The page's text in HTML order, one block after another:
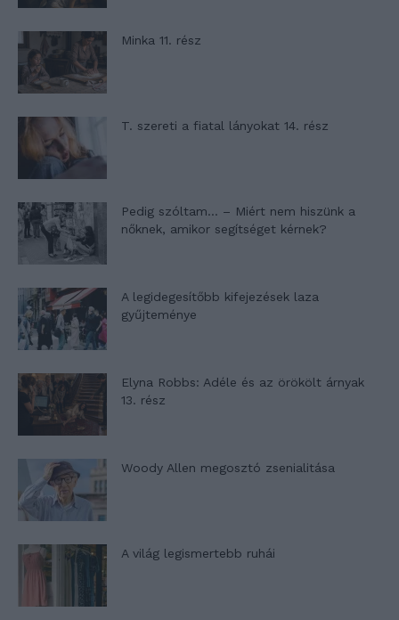
Minka 11. rész
T. szereti a fiatal lányokat 14. rész
Pedig szóltam… – Miért nem hiszünk a
nőknek, amikor segítséget kérnek?
A legidegesítőbb kifejezések laza
gyűjteménye
Elyna Robbs: Adéle és az örökölt árnyak
13. rész
Woody Allen megosztó zsenialitása
A világ legismertebb ruhái